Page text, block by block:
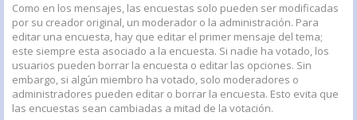
Como en los mensajes, las encuestas solo pueden ser modificadas
por su creador original, un moderador o la administración. Para
editar una encuesta, hay que editar el primer mensaje del tema;
este siempre esta asociado a la encuesta. Si nadie ha votado, los
usuarios pueden borrar la encuesta o editar las opciones. Sin
embargo, si algún miembro ha votado, solo moderadores o
administradores pueden editar o borrar la encuesta. Esto evita que
las encuestas sean cambiadas a mitad de la votación.